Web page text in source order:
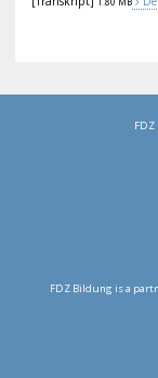
FDZ
FDZ Bildung is a